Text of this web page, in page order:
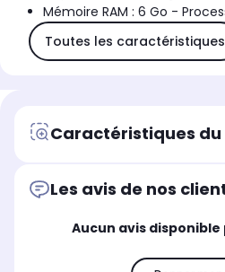
Mémoire RAM : 6 Go -
Toutes les caractéristiques
Caractéristiques
Les avis de nos
Aucun avis